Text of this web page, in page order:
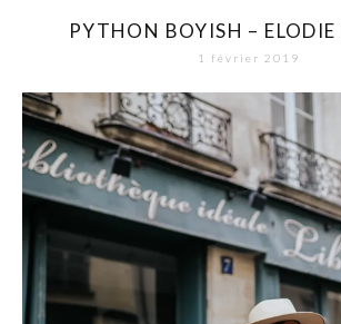
PYTHON BOYISH – ELODIE
1 février 2019